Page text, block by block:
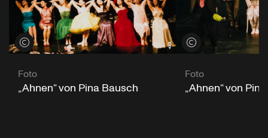
Credits öffnen
Foto
„Ahnen“ von Pina Bausch
Credits öffnen
Foto
„Ahnen“ von